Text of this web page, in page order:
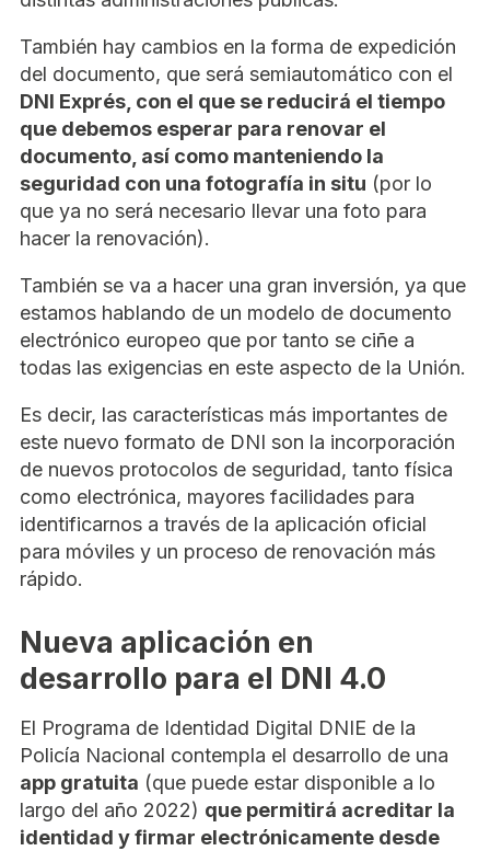
También hay cambios en la forma de expedición
del documento, que será semiautomático con el
DNI Exprés, con el que se reducirá el tiempo
que debemos esperar para renovar el
documento, así como manteniendo la
seguridad con una fotografía in situ (por lo
que ya no será necesario llevar una foto para
hacer la renovación).
También se va a hacer una gran inversión, ya que
estamos hablando de un modelo de documento
electrónico europeo que por tanto se ciñe a
todas las exigencias en este aspecto de la Unión.
Es decir, las características más importantes de
este nuevo formato de DNI son la incorporación
de nuevos protocolos de seguridad, tanto física
como electrónica, mayores facilidades para
identificarnos a través de la aplicación oficial
para móviles y un proceso de renovación más
rápido.
Nueva aplicación en
desarrollo para el DNI 4.0
El Programa de Identidad Digital DNIE de la
Policía Nacional contempla el desarrollo de una
app gratuita (que puede estar disponible a lo
largo del año 2022) que permitirá acreditar la
identidad y firmar electrónicamente desde